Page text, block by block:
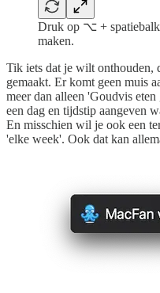
Druk op ⌥ + spatiebalk
maken.
Tik iets dat je wilt onthouden,
gemaakt. Er komt geen muis
meer dan alleen 'Goudvis
een dag en tijdstip aangeven
En misschien wil je ook een
'elke week'. Ook dat kan